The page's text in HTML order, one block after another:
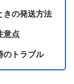
きの発送方法
意点
のトラブル